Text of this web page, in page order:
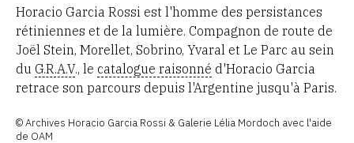
Horacio Garcia Rossi est l'homme des persistances
rétiniennes et de la lumière. Compagnon de route de
Joël Stein, Morellet, Sobrino, Yvaral et Le Parc au sein
du G.R.A.V., le catalogue raisonné d'Horacio Garcia
retrace son parcours depuis l'Argentine jusqu'à Paris.
© Archives Horacio Garcia Rossi & Galerie Lélia Mordoch avec l'aide
de OAM